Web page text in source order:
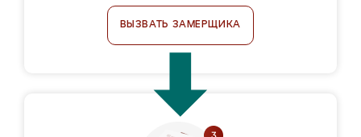
ВЫЗВАТЬ ЗАМЕРЩИКА